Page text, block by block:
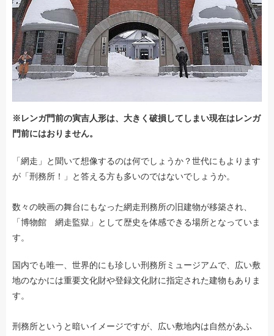
※レンガ門前の寅吉人形は、大きく破損してしまい現在はレンガ
門前にはおりません。
「網走」と聞いて想像するのは何でしょうか？世代にもよります
が「刑務所！」と答える方も多いのではないでしょうか。
数々の映画の舞台にもなった網走刑務所の旧建物が移築され、
「博物館 網走監獄」として歴史を体感できる場所となっていま
す。
国内でも唯一、世界的にも珍しい刑務所ミュージアムで、広い敷
地のなかには重要文化財や登録文化財に指定された建物もありま
す。
刑務所というと暗いイメージですが、広い敷地内は自然があふ